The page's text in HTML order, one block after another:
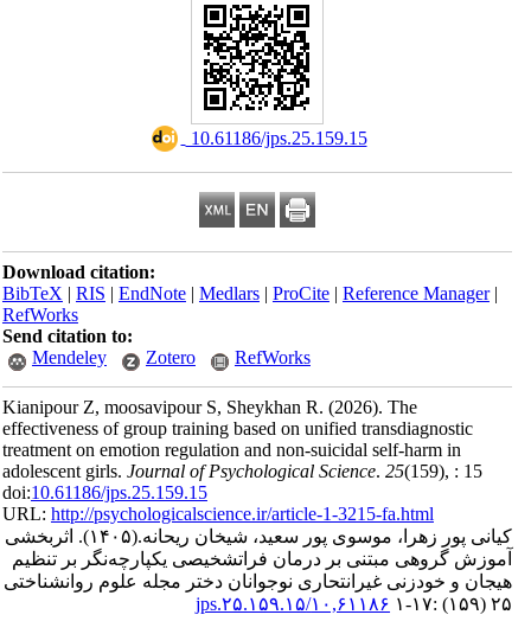
BibTeX|RIS|EndNote
Kianipour Z,
effectiveness of group
treatment on emotion
adolescent girls. Journal
URL:http://
(۱۴۰۵).
اثربخشی
بر تنظیم
مجله علوم روانشناختی